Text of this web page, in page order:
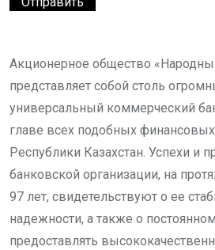
Акционерное общество
представляет собой столь
универсальный коммерческий
главе всех подобных
Республики Казахстан. Успехи и
банковской организации, на
97 лет, свидетельствуют о ее
надежности, а также о
предоставлять